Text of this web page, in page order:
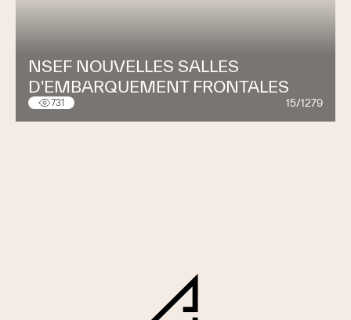
NSEF NOUVELLES SALLES
D'EMBARQUEMENT FRONTALES
731 15/1279